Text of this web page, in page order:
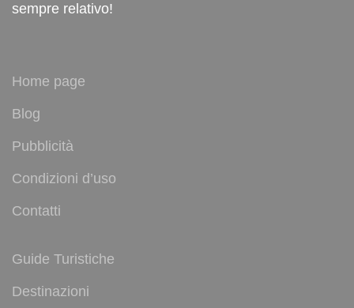
sempre relativo!
Home page
Blog
Pubblicità
Condizioni d’uso
Contatti
Guide Turistiche
Destinazioni